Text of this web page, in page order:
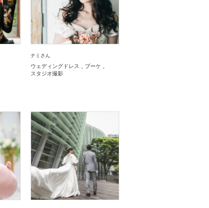
ナミさん
ウェディングドレス
ブーケ
スタジオ撮影